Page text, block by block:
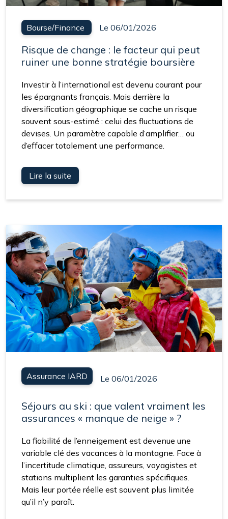
Bourse/Finance Le 06/01/2026
Risque de change : le facteur qui peut
ruiner une bonne stratégie boursière
Investir à l’international est devenu courant pour
les épargnants français. Mais derrière la
diversification géographique se cache un risque
souvent sous-estimé : celui des fluctuations de
devises. Un paramètre capable d’amplifier… ou
d’effacer totalement une performance.
Lire la suite
Assurance IARD Le 06/01/2026
Séjours au ski : que valent vraiment les
assurances « manque de neige » ?
La fiabilité de l’enneigement est devenue une
variable clé des vacances à la montagne. Face à
l’incertitude climatique, assureurs, voyagistes et
stations multiplient les garanties spécifiques.
Mais leur portée réelle est souvent plus limitée
qu’il n’y paraît.